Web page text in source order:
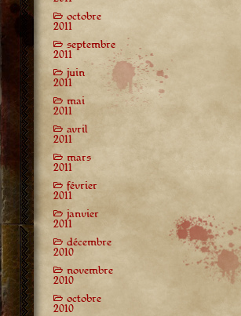
octobre
2011
septembre
2011
juin
2011
mai
2011
avril
2011
mars
2011
février
2011
janvier
2011
décembre
2010
novembre
2010
octobre
2010